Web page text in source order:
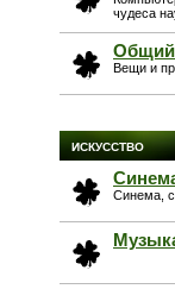
чудеса
Вещи и
ИСКУССТВО
Синема,